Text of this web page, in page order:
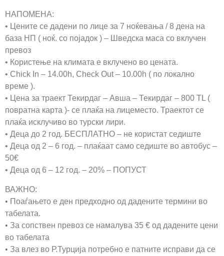
НАПОМЕНА:
• Цените се дадени по лице за 7 ноќевања / 8 дена на
база НП ( ноќ. со појадок ) – Шведска маса со вклучен
превоз
• Користење на климата е вклучено во цената.
• Chick In – 14.00h, Check Out – 10.00h ( по локално
време ).
• Цена за траект Текирдаг – Авша – Текирдаг – 800 TL (
повратна карта )- се плаќа на лицеместо. Траектот се
плаќа исклучиво во турски лири.
• Деца до 2 год. БЕСПЛАТНО – не користат седиште
• Деца од 2 – 6 год. – плаќаат само седиште во автобус –
50€
• Деца од 6 – 12 год. – 20% – ПОПУСТ
ВАЖНО:
• Поаѓањето е ден предходно од дадените термини во
табелата.
• За сопствен превоз се намалува 35 € од дадените цени
во табелата
• За влез во Р.Турција потребно е патните исправи да се